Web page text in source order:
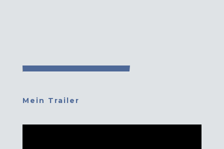
Mein Trailer